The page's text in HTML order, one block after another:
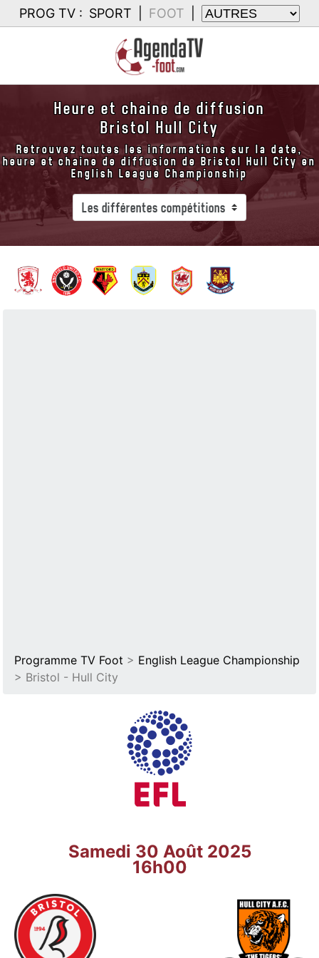
PROG TV : SPORT FOOT
Heure et chaine de diffusion
Bristol Hull City
Retrouvez toutes les informations sur la date,
heure et chaine de diffusion de Bristol Hull City en
English League Championship
Programme TV Foot > English League Championship
> Bristol - Hull City
Samedi 30 Août 2025
16h00